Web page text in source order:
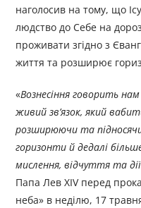
наголосив на тому, що
людство до Себе на
проживати згідно з
життя та розширює
«Вознесіння говорить
живий зв’язок, який
розширюючи та
горизонти й дедалі
мислення, відчуття та
Папа Лев XIV перед
неба» в неділю, 17